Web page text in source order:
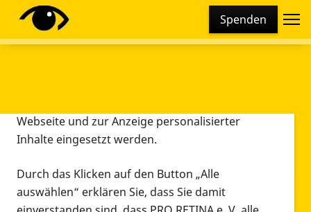
Spenden
Diese Webseite setzt verschiedene Cookies und
Tracking-Tools ein. Dies beinhaltet Cookies und
Webseite und zur Anzeige personalisierter
Inhalte eingesetzt werden.
Durch das Klicken auf den Button „Alle
auswählen“ erklären Sie, dass Sie damit